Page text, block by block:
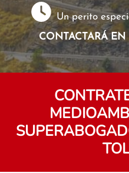
Un perito
CONTACTARÁ EN